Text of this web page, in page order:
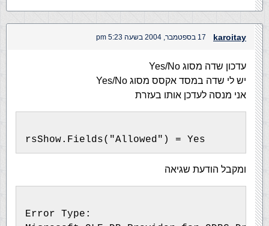
karoitay 17 בספטמבר, 2004 בשעה 5:23 pm
עדכון שדה מסוג Yes/No
יש לי שדה במסד אקסס מסוג Yes/No
אני מנסה לעדכן אותו בעזרת
rsShow.Fields("Allowed") = Yes
ומקבל הודעת שגיאה
Error Type: